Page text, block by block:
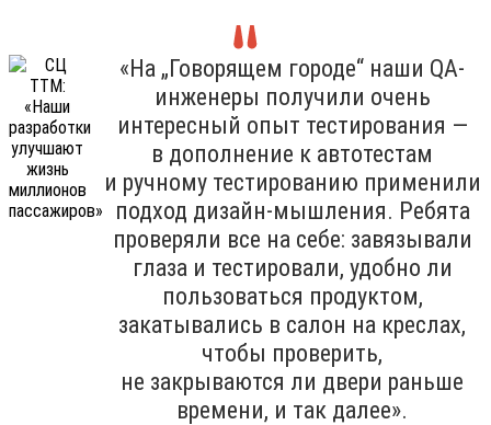
«На „Говорящем городе“ наши QA-
инженеры получили очень
интересный опыт тестирования —
в дополнение к автотестам
и ручному тестированию применили
подход дизайн-мышления. Ребята
проверяли все на себе: завязывали
глаза и тестировали, удобно ли
пользоваться продуктом,
закатывались в салон на креслах,
чтобы проверить,
не закрываются ли двери раньше
времени, и так далее».